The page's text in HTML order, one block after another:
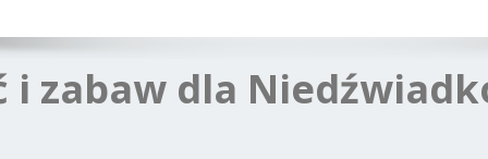
i zabaw dla